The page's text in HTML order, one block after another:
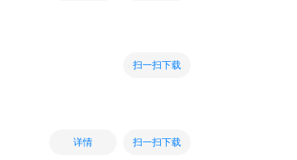
扫一扫下载
详情 扫一扫下载